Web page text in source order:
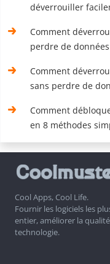
déverrouiller
Comment
perdre de
Comment
sans perdre de
Comment
en 8 méthodes
Cool Apps, Cool Life.
Fournir les logiciels les
entier, améliorer la
technologie.